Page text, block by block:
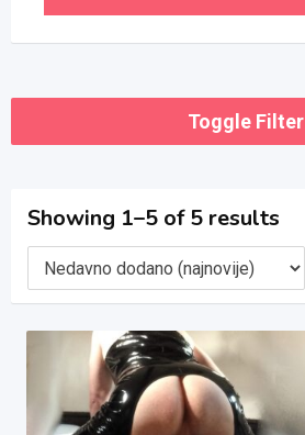
Toggle Filter
Showing 1–5 of 5 results